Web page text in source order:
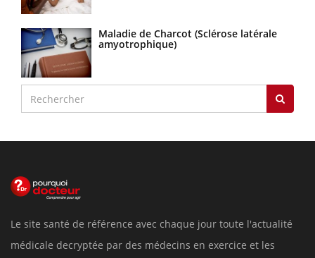
Maladie de Charcot (Sclérose latérale
amyotrophique)
Le site santé de référence avec chaque jour toute l'actualité
médicale decryptée par des médecins en exercice et les